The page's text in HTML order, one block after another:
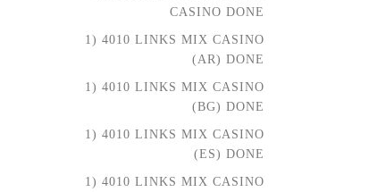
CASINO DONE
1) 4010 LINKS MIX CASINO
(AR) DONE
1) 4010 LINKS MIX CASINO
(BG) DONE
1) 4010 LINKS MIX CASINO
(ES) DONE
1) 4010 LINKS MIX CASINO